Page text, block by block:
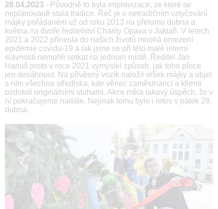
28.04.2023 - Původně to byla improvizace, ze které se
neplánovaně stala tradice. Řeč je o netradičním vztyčování
májky pořádaném už od roku 2013 na přelomu dubna a
května na dvoře ředitelství Charity Opava v Jaktaři. V letech
2021 a 2022 přinesla do našich životů mnohá omezení
epidemie covidu-19 a tak jsme se při této malé interní
slavnosti nemohli setkat na jednom místě. Ředitel Jan
Hanuš proto v roce 2021 vymyslel způsob, jak toho přece
jen dosáhnout. Na přívěsný vozík naložil vršek májky a objel
s ním všechna střediska, kde věnec zaměstnanci a klienti
ozdobili originálními stuhami. Akce měla takový úspěch, že v
ní pokračujeme nadále. Nejinak tomu bylo i letos v pátek 28.
dubna.